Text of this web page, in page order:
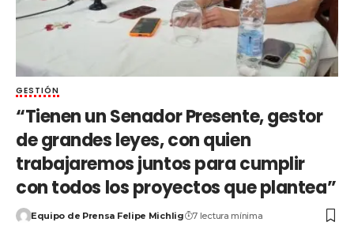
GESTIÓN
“Tienen un Senador Presente, gestor
de grandes leyes, con quien
trabajaremos juntos para cumplir
con todos los proyectos que plantea”
Equipo de Prensa Felipe Michlig 7 lectura mínima